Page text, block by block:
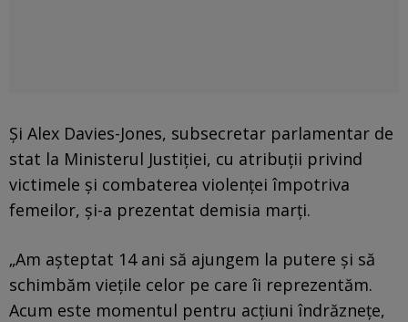
Și Alex Davies-Jones, subsecretar parlamentar de
stat la Ministerul Justiției, cu atribuții privind
victimele și combaterea violenței împotriva
femeilor, și-a prezentat demisia marți.
„Am așteptat 14 ani să ajungem la putere și să
schimbăm viețile celor pe care îi reprezentăm.
Acum este momentul pentru acțiuni îndrăznețe,